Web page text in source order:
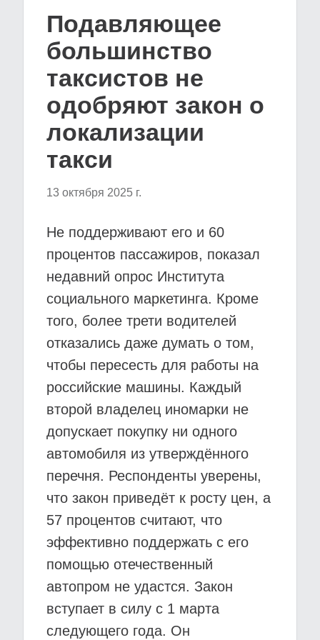
Подавляющее
большинство
таксистов не
одобряют закон о
локализации
такси
13 октября 2025 г.
Не поддерживают его и 60
процентов пассажиров, показал
недавний опрос Института
социального маркетинга. Кроме
того, более трети водителей
отказались даже думать о том,
чтобы пересесть для работы на
российские машины. Каждый
второй владелец иномарки не
допускает покупку ни одного
автомобиля из утверждённого
перечня. Респонденты уверены,
что закон приведёт к росту цен, а
57 процентов считают, что
эффективно поддержать с его
помощью отечественный
автопром не удастся. Закон
вступает в силу с 1 марта
следующего года. Он